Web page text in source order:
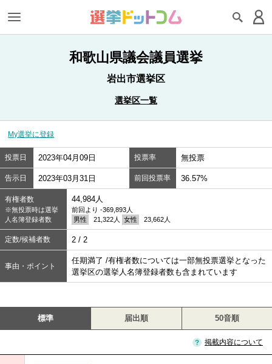
和歌山県議会議員選挙
岩出市選挙区
選挙区一覧
My選挙に登録
投票日 2023年04月09日 投票率 無投票
告示日 2023年03月31日 前回投票率 36.57%
有権者数
※無投票時は選挙
人名簿登録者数
44,984人
前回より -369,893人
男性
21,322人 女性 23,662人
定数/候補者数 2 / 2
事由・ポイント
任期満了 /有権者数については一部無投票選挙となった
選挙区の選挙人名簿登録者数も含まれています
標準 届出順 50音順
掲載内容について